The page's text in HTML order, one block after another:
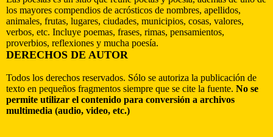
los mayores compendios de acrósticos de nombres, apellidos,
animales, frutas, lugares, ciudades, municipios, cosas, valores,
verbos, etc. Incluye poemas, frases, rimas, pensamientos,
proverbios, reflexiones y mucha poesía.
DERECHOS DE AUTOR
Todos los derechos reservados. Sólo se autoriza la publicación de
texto en pequeños fragmentos siempre que se cite la fuente. No se
permite utilizar el contenido para conversión a archivos
multimedia (audio, video, etc.)